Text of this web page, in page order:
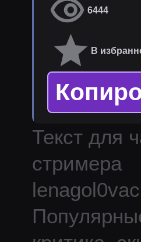
6444
В
Текст для
стримера